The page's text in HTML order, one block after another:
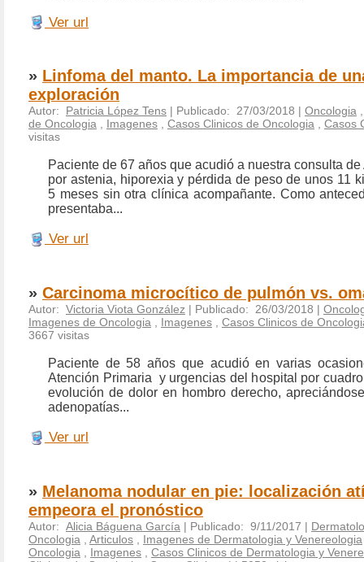
Ver url
» Linfoma del manto. La importancia de
exploración
Autor: Patricia López Tens | Publicado: 27/03/2018 | Oncologia
de Oncologia , Imagenes , Casos Clinicos de Oncologia , Casos
visitas
Paciente de 67 años que acudió a nuestra consulta
por astenia, hiporexia y pérdida de peso de unos 11
5 meses sin otra clínica acompañante. Como
presentaba...
Ver url
» Carcinoma microcítico de pulmón vs.
Autor: Victoria Viota González | Publicado: 26/03/2018 |
Imagenes de Oncologia
Imagenes
Casos Clinicos de
3667 visitas
Paciente de 58 años que acudió en varias
Atención Primaria y urgencias del hospital por
evolución de dolor en hombro derecho,
adenopatías...
Ver url
» Melanoma nodular en pie: localización
empeora el pronóstico
Autor: Alicia Báguena García | Publicado: 9/11/2017 |
Oncologia
Articulos Imagenes de Dermatologia y Venereologia
Oncologia
Imagenes
Casos Clinicos de Dermatologia y